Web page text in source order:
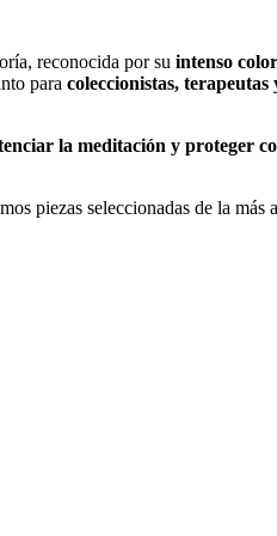
reconocida por su intenso
para coleccionistas,
la meditación y proteger
piezas seleccionadas de la